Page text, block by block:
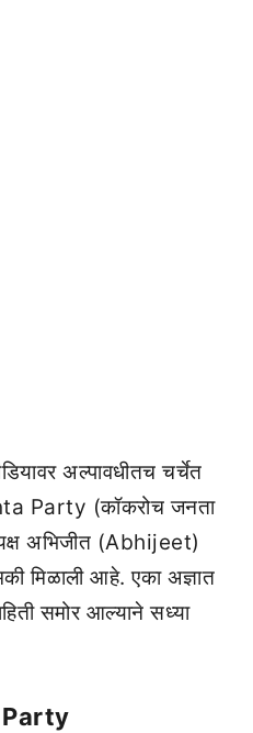
अल्पावधीतच चर्चेत
Party (कॉकरोच जनता
अभिजीत (Abhijeet)
मिळाली आहे. एका अज्ञात
समोर आल्याने सध्या